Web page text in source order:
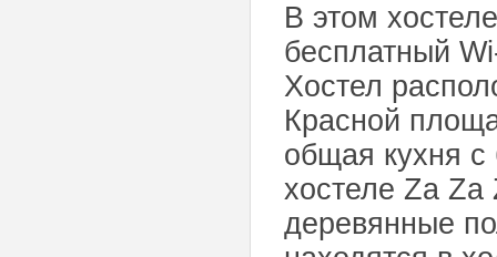
В этом
бесплатный
Хостел
Красной
общая кухня
хостеле Za
деревянные